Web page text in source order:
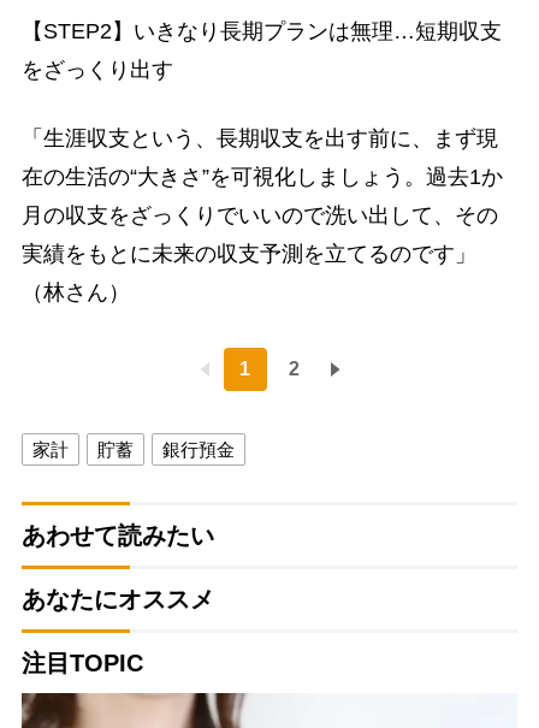
【STEP2】いきなり長期プランは無理…短期収支
をざっくり出す
「生涯収支という、長期収支を出す前に、まず現
在の生活の“大きさ”を可視化しましょう。過去1か
月の収支をざっくりでいいので洗い出して、その
実績をもとに未来の収支予測を立てるのです」
（林さん）
1 2
家計 貯蓄 銀行預金
あわせて読みたい
あなたにオススメ
注目TOPIC